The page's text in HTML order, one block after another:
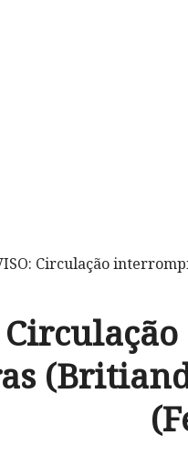
Circulação